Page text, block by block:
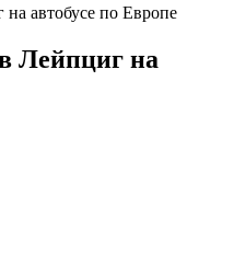
Лейпциг на